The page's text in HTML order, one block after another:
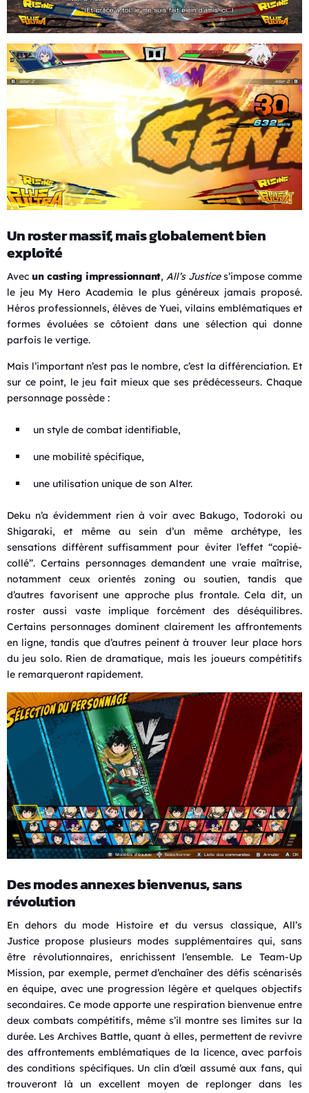
Un roster massif, mais globalement bien
exploité
Avec un casting impressionnant, All’s Justices’impose comme
le jeu My Hero Academia le plus généreux jamais proposé.
Héros professionnels, élèves de Yuei, vilains emblématiques et
formes évoluées se côtoient dans une sélection qui donne
parfois le vertige.
Mais l’important n’est pas le nombre, c’est la différenciation. Et
sur ce point, le jeu fait mieux que ses prédécesseurs. Chaque
personnage possède :
un style de combat identifiable,
une mobilité spécifique,
une utilisation unique de son Alter.
Deku n’a évidemment rien à voir avec Bakugo, Todoroki ou
Shigaraki, et même au sein d’un même archétype, les
sensations diffèrent suffisamment pour éviter l’effet “copié-
collé”. Certains personnages demandent une vraie maîtrise,
notamment ceux orientés zoning ou soutien, tandis que
d’autres favorisent une approche plus frontale. Cela dit, un
roster aussi vaste implique forcément des déséquilibres.
Certains personnages dominent clairement les affrontements
en ligne, tandis que d’autres peinent à trouver leur place hors
du jeu solo. Rien de dramatique, mais les joueurs compétitifs
le remarqueront rapidement.
Des modes annexes bienvenus, sans
révolution
En dehors du mode Histoire et du versus classique, All’s
Justice propose plusieurs modes supplémentaires qui, sans
être révolutionnaires, enrichissent l’ensemble. Le Team-Up
Mission, par exemple, permet d’enchaîner des défis scénarisés
en équipe, avec une progression légère et quelques objectifs
secondaires. Ce mode apporte une respiration bienvenue entre
deux combats compétitifs, même s’il montre ses limites sur la
durée. Les Archives Battle, quant à elles, permettent de revivre
des affrontements emblématiques de la licence, avec parfois
des conditions spécifiques. Un clin d’œil assumé aux fans, qui
trouveront là un excellent moyen de replonger dans les